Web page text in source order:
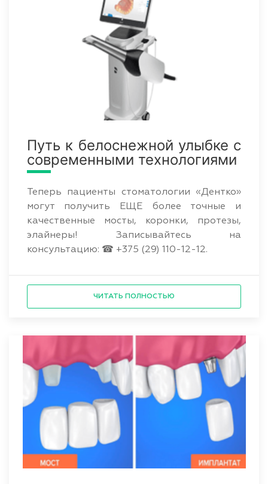
Путь к белоснежной улыбке с
современными технологиями
Теперь пациенты стоматологии «Дентко»
могут получить ЕЩЕ более точные и
качественные мосты, коронки, протезы,
элайнеры! Записывайтесь на
консультацию: ☎ +375 (29) 110-12-12.
ЧИТАТЬ ПОЛНОСТЬЮ